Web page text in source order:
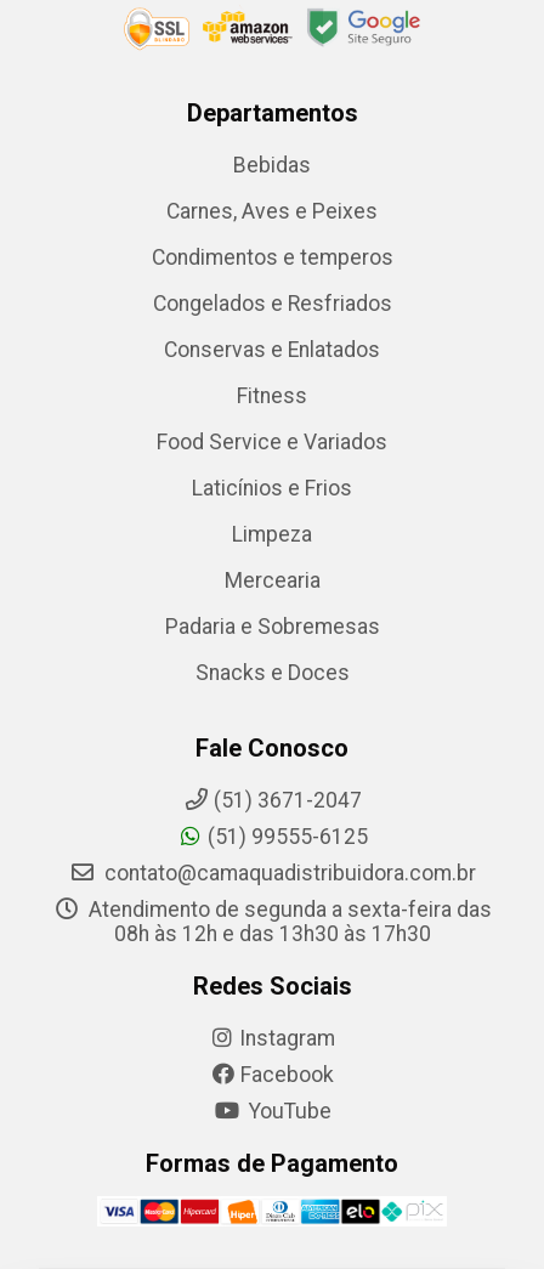
Departamentos
Bebidas
Carnes, Aves e Peixes
Condimentos e temperos
Congelados e Resfriados
Conservas e Enlatados
Fitness
Food Service e Variados
Laticínios e Frios
Limpeza
Mercearia
Padaria e Sobremesas
Snacks e Doces
Fale Conosco
(51) 3671-2047
(51) 99555-6125
contato@camaquadistribuidora.com.br
Atendimento de segunda a sexta-feira das
08h às 12h e das 13h30 às 17h30
Redes Sociais
Instagram
Facebook
YouTube
Formas de Pagamento